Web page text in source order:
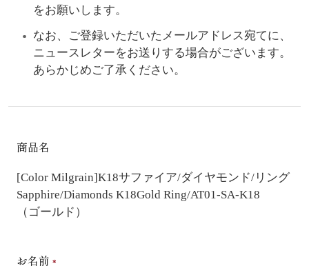
をお願いします。
なお、ご登録いただいたメールアドレス宛てに、
ニュースレターをお送りする場合がございます。
あらかじめご了承ください。
商品名
[Color Milgrain]K18サファイア/ダイヤモンド/リング
Sapphire/Diamonds K18Gold Ring/AT01-SA-K18
（ゴールド）
お名前